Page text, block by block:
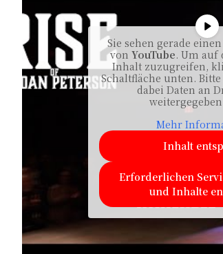
Sie sehen gerade
von YouTube. Um auf
Inhalt zuzugreifen,
Schaltfläche unten. Bitte
dabei Daten an
Mehr
Inhalt
Erforderlichen
und Inhalte